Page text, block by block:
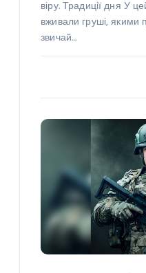
віру. Традиції дня У
вживали груші, якими
звичай…